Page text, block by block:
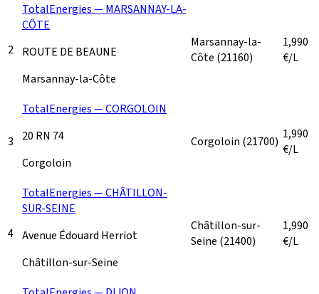
2
TotalEnergies — MARSANNAY-LA-
CÔTE
ROUTE DE BEAUNE
Marsannay-la-Côte
Marsannay-la-
Côte (21160)
1,990
€/L
3
TotalEnergies — CORGOLOIN
20 RN 74
Corgoloin
Corgoloin (21700) 1,990
€/L
4
TotalEnergies — CHÂTILLON-
SUR-SEINE
Avenue Édouard Herriot
Châtillon-sur-Seine
Châtillon-sur-
Seine (21400)
1,990
€/L